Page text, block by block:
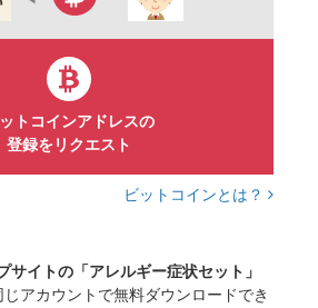
トコインアドレスの
登録をリクエスト
ビットコインとは？
サイトの「アレルギー症状セット」
じアカウントで無料ダウンロードでき